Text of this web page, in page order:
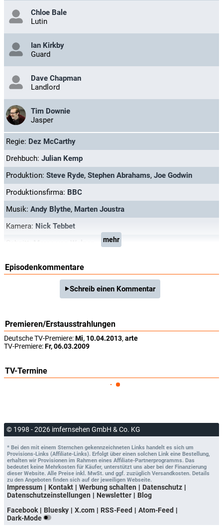
Chloe Bale
Lutin
Ian Kirkby
Guard
Dave Chapman
Landlord
Tim Downie
Jasper
Regie: Dez McCarthy
Drehbuch: Julian Kemp
Produktion: Steve Ryde, Stephen Abrahams, Joe Godwin
Produktionsfirma: BBC
Musik: Andy Blythe, Marten Joustra
Kamera: Nick Tebbet
Marco van Welzen mehr
Episodenkommentare
Schreib einen Kommentar
Premieren/Erstausstrahlungen
Deutsche TV-Premiere:Mi, 10.04.2013, arte
TV-Premiere:Fr, 06.03.2009
TV-Termine
© 1998 - 2026 imfernsehen GmbH & Co. KG
* Bei den mit einem Sternchen gekennzeichneten Links handelt es sich um
Provisions-Links (Affiliate-Links). Erfolgt über einen solchen Link eine Bestellung,
erhalten wir Provisionen im Rahmen eines Affiliate-Partnerprogramms. Das
bedeutet keine Mehrkosten für Käufer, unterstützt uns aber bei der Finanzierung
dieser Website. Alle Preise inkl. MwSt. und ggf. zuzüglich Versandkosten. Details
zu den Angeboten finden sich auf der jeweiligen Webseite.
Impressum Kontakt Werbung schalten
Datenschutz
Datenschutzeinstellungen
Newsletter
Blog
Facebook
Bluesky X.com RSS-Feed
Atom-Feed
Dark-Mode